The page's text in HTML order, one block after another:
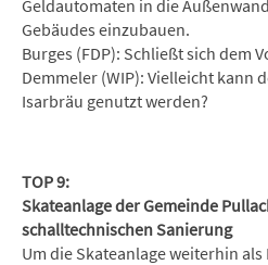
Geldautomaten in die
Gebäudes einzubauen.
Burges (FDP): Schließt sich dem
Demmeler (WIP): Vielleicht kann
Isarbräu genutzt werden?
TOP 9:
Skateanlage der Gemeinde
schalltechnischen Sanierung
Um die Skateanlage weiterhin